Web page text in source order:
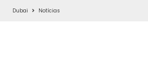
m
Dubai Notícias